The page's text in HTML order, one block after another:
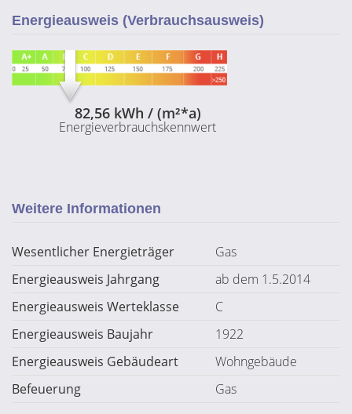
Energieausweis (Verbrauchsausweis)
82,56 kWh / (m²*a)
Energieverbrauchskennwert
Weitere Informationen
Wesentlicher Energieträger
Gas
Energieausweis Jahrgang
ab dem 1.5.2014
Energieausweis Werteklasse
C
Energieausweis Baujahr
1922
Energieausweis Gebäudeart
Wohngebäude
Befeuerung
Gas